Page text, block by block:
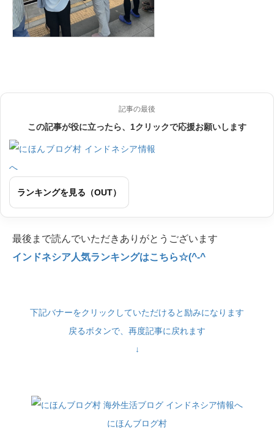
記事の最後
この記事が役に立ったら、1クリックで応援お願いします
ランキングを見る（OUT）
最後まで読んでいただきありがとうございます
インドネシア人気ランキングはこちら☆(^-^
下記バナーをクリックしていただけると励みになります
戻るボタンで、再度記事に戻れます
↓
にほんブログ村